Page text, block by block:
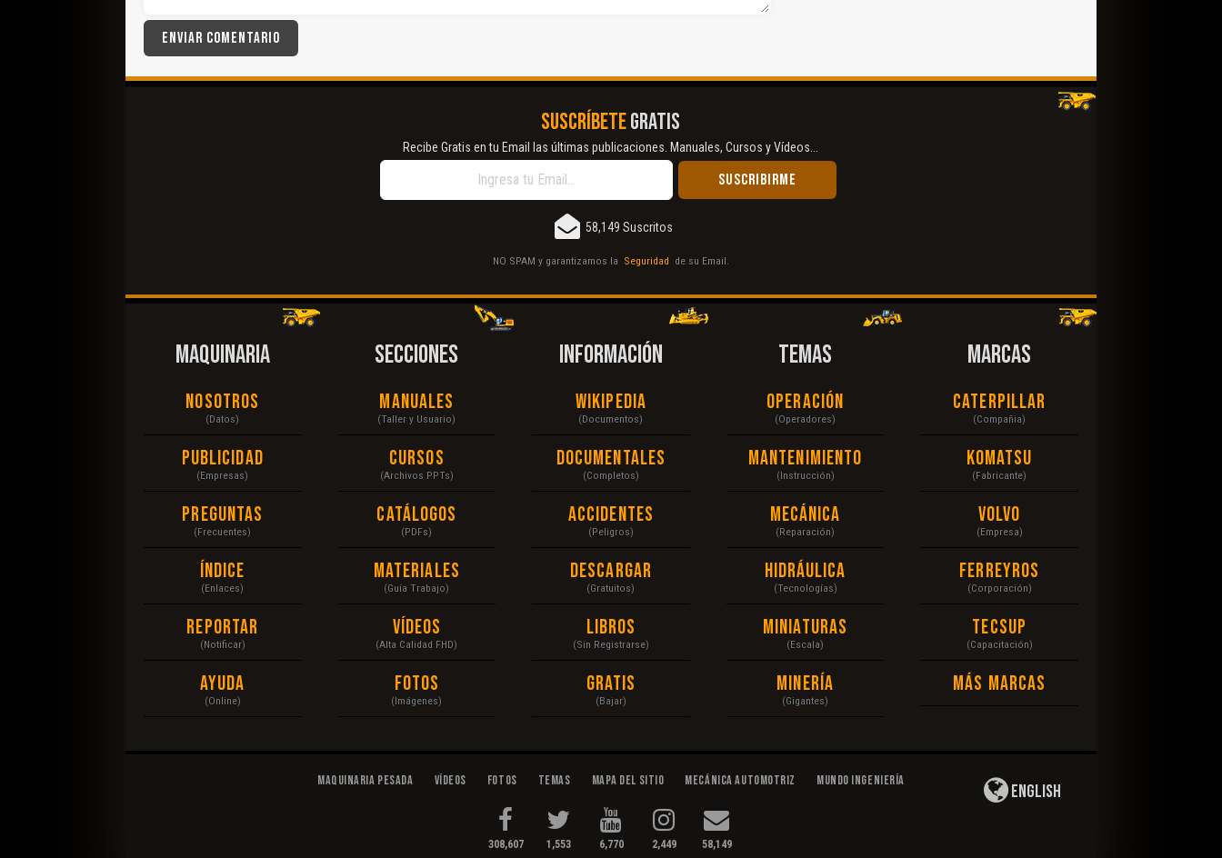
SUSCRÍBETEGRATIS
Recibe Gratis en tu Email las últimas publicaciones. Manuales, Cursos y Vídeos...
58,149 Suscritos
NO SPAM y garantizamos la Seguridad de su Email.
MAQUINARIA
Nosotros
(Datos)
Publicidad
(Empresas)
Preguntas
(Frecuentes)
Índice
(Enlaces)
Reportar
(Notificar)
Ayuda
(Online)
SECCIONES
Manuales
(Taller y Usuario)
Cursos
(Archivos PPTs)
Catálogos
(PDFs)
Materiales
(Guía Trabajo)
Vídeos
(Alta Calidad FHD)
Fotos
(Imágenes)
INFORMACIÓN
Wikipedia
(Documentos)
Documentales
(Completos)
Accidentes
(Peligros)
Descargar
(Gratuitos)
Libros
(Sin Registrarse)
Gratis
(Bajar)
TEMAS
Operación
(Operadores)
Mantenimiento
(Instrucción)
Mecánica
(Reparación)
Hidráulica
(Tecnologías)
Miniaturas
(Escala)
Minería
(Gigantes)
MARCAS
Caterpillar
(Compañia)
Komatsu
(Fabricante)
Volvo
(Empresa)
Ferreyros
(Corporación)
Tecsup
(Capacitación)
Más Marcas
Maquinaria Pesada Vídeos Fotos Temas Mapa del Sitio Mecánica Automotriz Mundo Ingeniería
308,607 1,553 6,770 2,449 58,149
English